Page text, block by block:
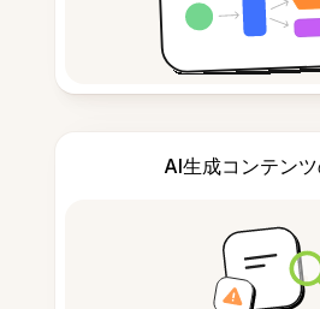
AI生成コンテン